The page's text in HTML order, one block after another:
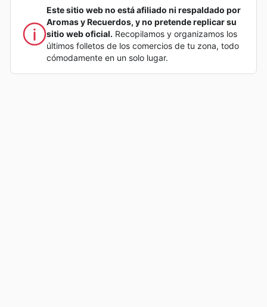
Este sitio web no está afiliado ni respaldado por
Aromas y Recuerdos, y no pretende replicar su
sitio web oficial. Recopilamos y organizamos los
últimos folletos de los comercios de tu zona, todo
cómodamente en un solo lugar.